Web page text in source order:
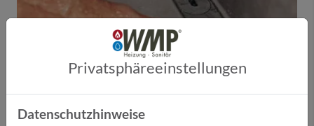
Privatsphäre­einstellungen
Datenschutzhinweise